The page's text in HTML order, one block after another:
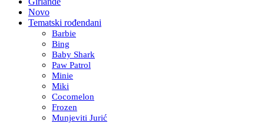
Novo
Tematski rođendani
Barbie
Bing
Baby Shark
Paw Patrol
Minie
Miki
Cocomelon
Frozen
Munjeviti Jurić